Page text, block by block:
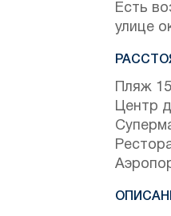
Есть
улице
Пляж
Центр